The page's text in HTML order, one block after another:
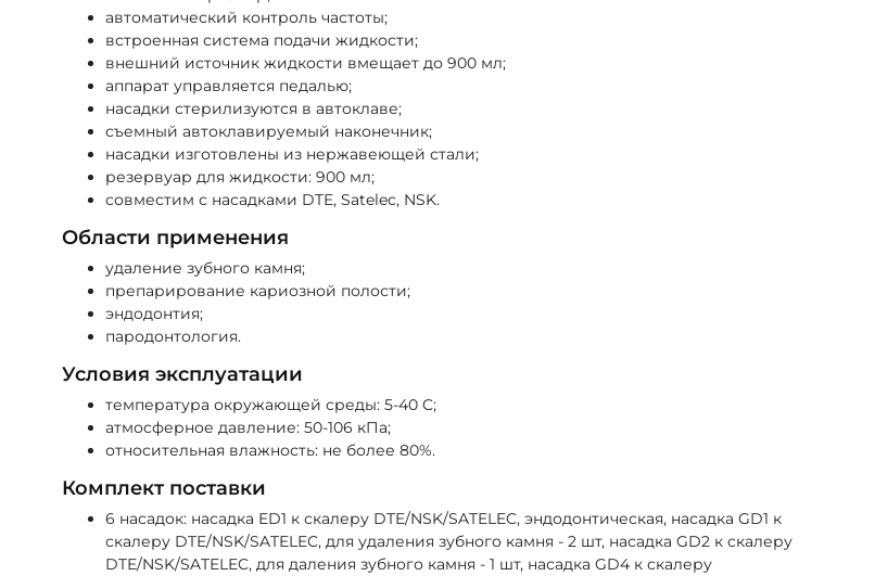
автоматический контроль частоты;
встроенная система подачи жидкости;
внешний источник жидкости вмещает до 900 мл;
аппарат управляется педалью;
насадки стерилизуются в автоклаве;
съемный автоклавируемый наконечник;
насадки изготовлены из нержавеющей стали;
резервуар для жидкости: 900 мл;
совместим с насадками DTE, Satelec, NSK.
Области применения
удаление зубного камня;
препарирование кариозной полости;
эндодонтия;
пародонтология.
Условия эксплуатации
температура окружающей среды: 5-40 C;
атмосферное давление: 50-106 кПа;
относительная влажность: не более 80%.
Комплект поставки
6 насадок: насадка ED1 к скалеру DTE/NSK/SATELEC, эндодонтическая, насадка GD1 к
скалеру DTE/NSK/SATELEC, для удаления зубного камня - 2 шт, насадка GD2 к скалеру
DTE/NSK/SATELEC, для даления зубного камня - 1 шт, насадка GD4 к скалеру